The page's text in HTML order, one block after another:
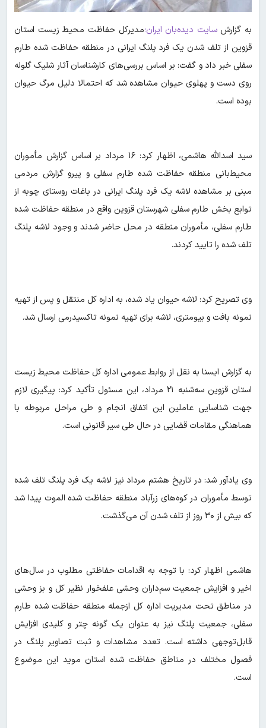
به گزارشسایت دیده‌بان ایران؛مدیرکل حفاظت محیط زیست استان
قزوین از تلف شدن یک فرد پلنگ ایرانی در منطقه حفاظت شده طارم
سفلی خبر داد و گفت: بر اساس بررسی‌های کارشناسان آثار شلیک گلوله
روی دست و پهلوی حیوان مشاهده شد که احتمالا دلیل مرگ حیوان
بوده است.
سید اسدالله هاشمی، اظهار کرد: ۱۶ مرداد بر اساس گزارش مأموران
محیط‌بانی منطقه حفاظت شده طارم سفلی و پیرو گزارش مردمی
مبنی بر مشاهده لاشه یک فرد پلنگ ایرانی در باغات روستای چوبه از
توابع بخش طارم سفلی شهرستان قزوین واقع در منطقه حفاظت شده
طارم سفلی، مأموران منطقه در محل حاضر شدند و وجود لاشه پلنگ
تلف شده را تایید کردند.
وی تصریح کرد: لاشه حیوان یاد شده، به اداره کل منتقل و پس از تهیه
نمونه بافت و بیومتری، لاشه برای تهیه نمونه تاکسیدرمی ارسال شد.
به گزارش ایسنا به نقل از روابط عمومی اداره کل حفاظت محیط زیست
استان قزوین سه‌شنبه ۲۱ مرداد، این مسئول تأکید کرد: پیگیری لازم
جهت شناسایی عاملین این اتفاق انجام و طی مراحل مربوطه با
هماهنگی مقامات قضایی در حال طی سیر قانونی است.
وی یادآور شد: در تاریخ هشتم مرداد نیز لاشه یک فرد پلنگ تلف شده
توسط مأموران در کوه‌های زرآباد منطقه حفاظت شده الموت پیدا شد
که بیش از ۳۰ روز از تلف شدن آن می‌گذشت.
هاشمی اظهار کرد: با توجه به اقدامات حفاظتی مطلوب در سال‌های
اخیر و افزایش جمعیت سم‌داران وحشی علفخوار نظیر کل و بز وحشی
در مناطق تحت مدیریت اداره کل ازجمله منطقه حفاظت شده طارم
سفلی، جمعیت پلنگ نیز به عنوان یک گونه چتر و کلیدی افزایش
قابل‌توجهی داشته است. تعدد مشاهدات و ثبت تصاویر پلنگ در
فصول مختلف در مناطق حفاظت شده استان موید این موضوع
است.